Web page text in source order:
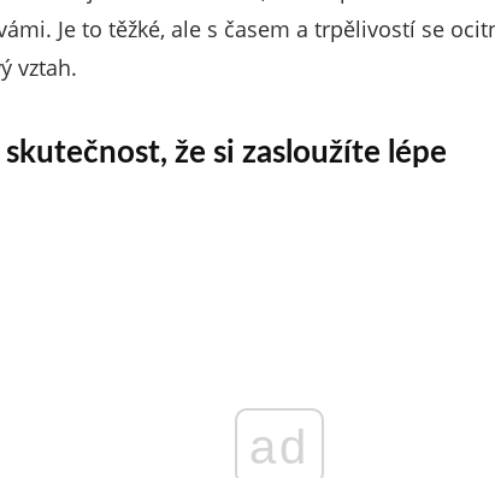
Je to těžké, ale s časem a trpělivostí se
vztah.
že si zasloužíte lépe
ad